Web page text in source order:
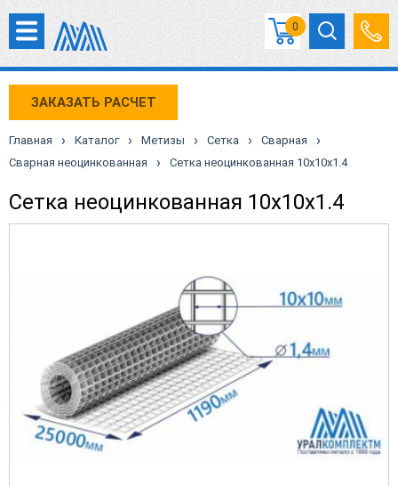
0
ЗАКАЗАТЬ РАСЧЕТ
Главная › Каталог › Метизы › Сетка › Сварная ›
Сварная неоцинкованная › Сетка неоцинкованная 10х10х1.4
Сетка неоцинкованная 10х10х1.4